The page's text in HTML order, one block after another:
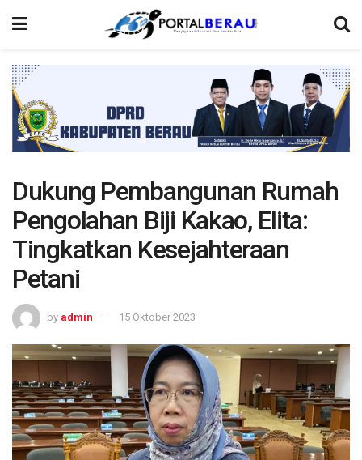
Dukung Pembangunan Rumah
Pengolahan Biji Kakao, Elita:
Tingkatkan Kesejahteraan
Petani
by admin 15 Oktober 2023